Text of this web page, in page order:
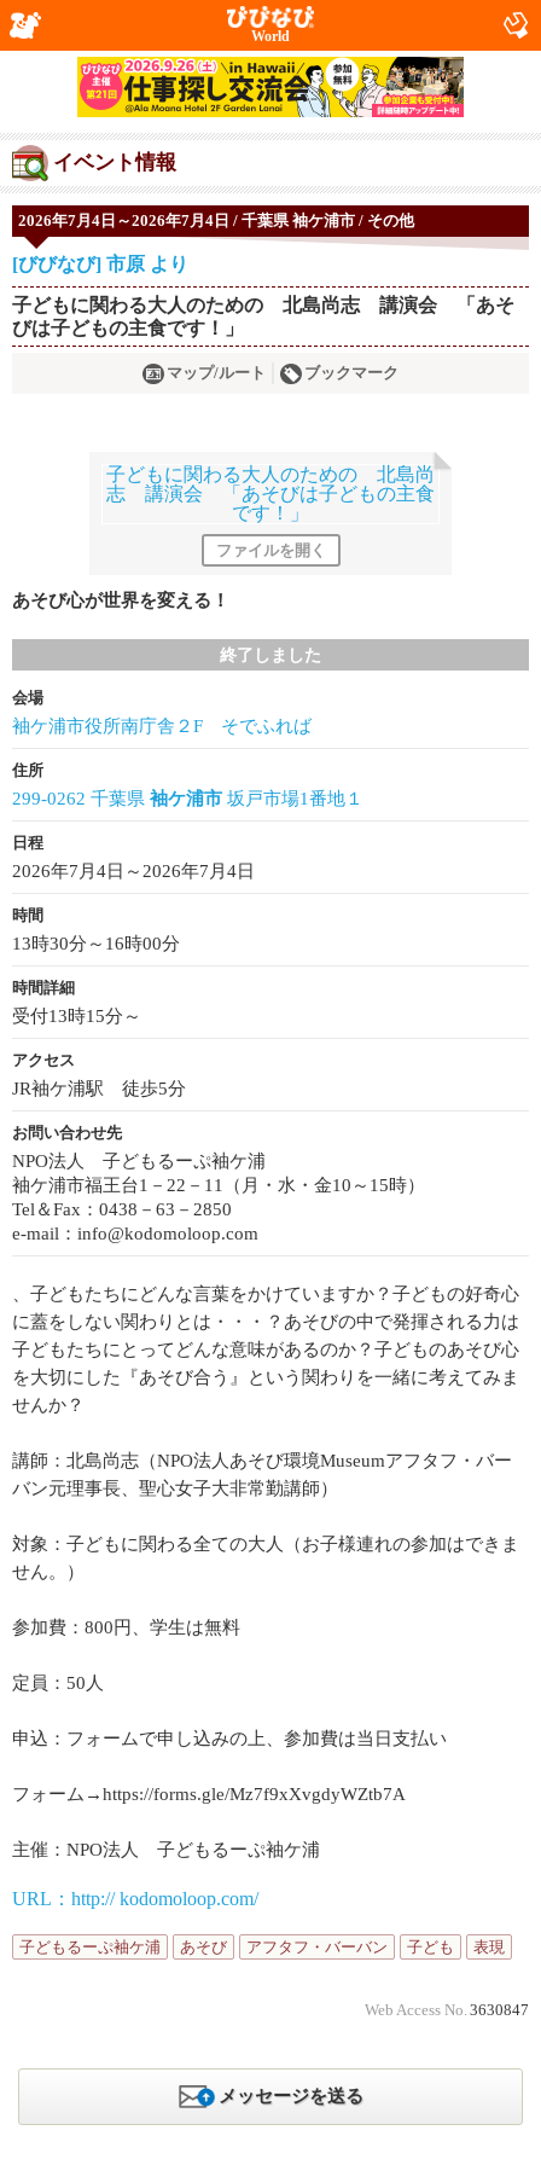
World
イベント情報
2026年7月4日～2026年7月4日 / 千葉県 袖ケ浦市 / その他
[びびなび] 市原 より
子どもに関わる大人のための 北島尚志 講演会 「あそ
びは子どもの主食です！」
マップ/ルート ブックマーク
ファイルを開く
あそび心が世界を変える！
終了しました
会場
袖ケ浦市役所南庁舎２F そでふれば
住所
299-0262 千葉県 袖ケ浦市 坂戸市場1番地１
日程
2026年7月4日～2026年7月4日
時間
13時30分～16時00分
時間詳細
受付13時15分～
アクセス
JR袖ケ浦駅 徒歩5分
お問い合わせ先
NPO法人 子どもるーぷ袖ケ浦
袖ケ浦市福王台1－22－11（月・水・金10～15時）
Tel＆Fax：0438－63－2850
e-mail：info@kodomoloop.com
、子どもたちにどんな言葉をかけていますか？子どもの好奇心
に蓋をしない関わりとは・・・？あそびの中で発揮される力は
子どもたちにとってどんな意味があるのか？子どものあそび心
を大切にした『あそび合う』という関わりを一緒に考えてみま
せんか？
講師：北島尚志（NPO法人あそび環境Museumアフタフ・バー
バン元理事長、聖心女子大非常勤講師）
対象：子どもに関わる全ての大人（お子様連れの参加はできま
せん。）
参加費：800円、学生は無料
定員：50人
申込：フォームで申し込みの上、参加費は当日支払い
フォーム→https://forms.gle/Mz7f9xXvgdyWZtb7A
主催：NPO法人 子どもるーぷ袖ケ浦
URL：http:// kodomoloop.com/
子どもるーぷ袖ケ浦 あそび アフタフ・バーバン 子ども 表現
Web Access No. 3630847
メッセージを送る